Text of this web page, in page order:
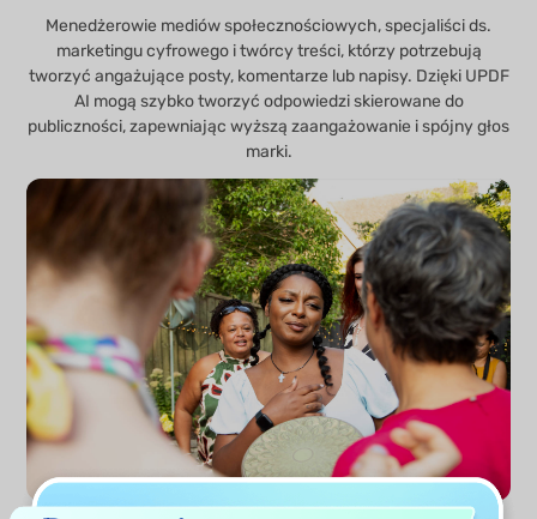
Menedżerowie mediów społecznościowych, specjaliści ds.
marketingu cyfrowego i twórcy treści, którzy potrzebują
tworzyć angażujące posty, komentarze lub napisy. Dzięki UPDF
AI mogą szybko tworzyć odpowiedzi skierowane do
publiczności, zapewniając wyższą zaangażowanie i spójny głos
marki.